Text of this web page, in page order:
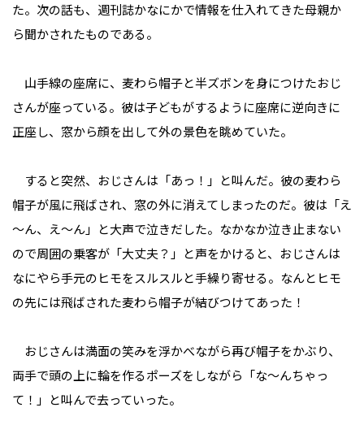
た。次の話も、週刊誌かなにかで情報を仕入れてきた母親か
ら聞かされたものである。
山手線の座席に、麦わら帽子と半ズボンを身につけたおじ
さんが座っている。彼は子どもがするように座席に逆向きに
正座し、窓から顔を出して外の景色を眺めていた。
すると突然、おじさんは「あっ！」と叫んだ。彼の麦わら
帽子が風に飛ばされ、窓の外に消えてしまったのだ。彼は「え
～ん、え～ん」と大声で泣きだした。なかなか泣き止まない
ので周囲の乗客が「大丈夫？」と声をかけると、おじさんは
なにやら手元のヒモをスルスルと手繰り寄せる。なんとヒモ
の先には飛ばされた麦わら帽子が結びつけてあった！
おじさんは満面の笑みを浮かべながら再び帽子をかぶり、
両手で頭の上に輪を作るポーズをしながら「な～んちゃっ
て！」と叫んで去っていった。